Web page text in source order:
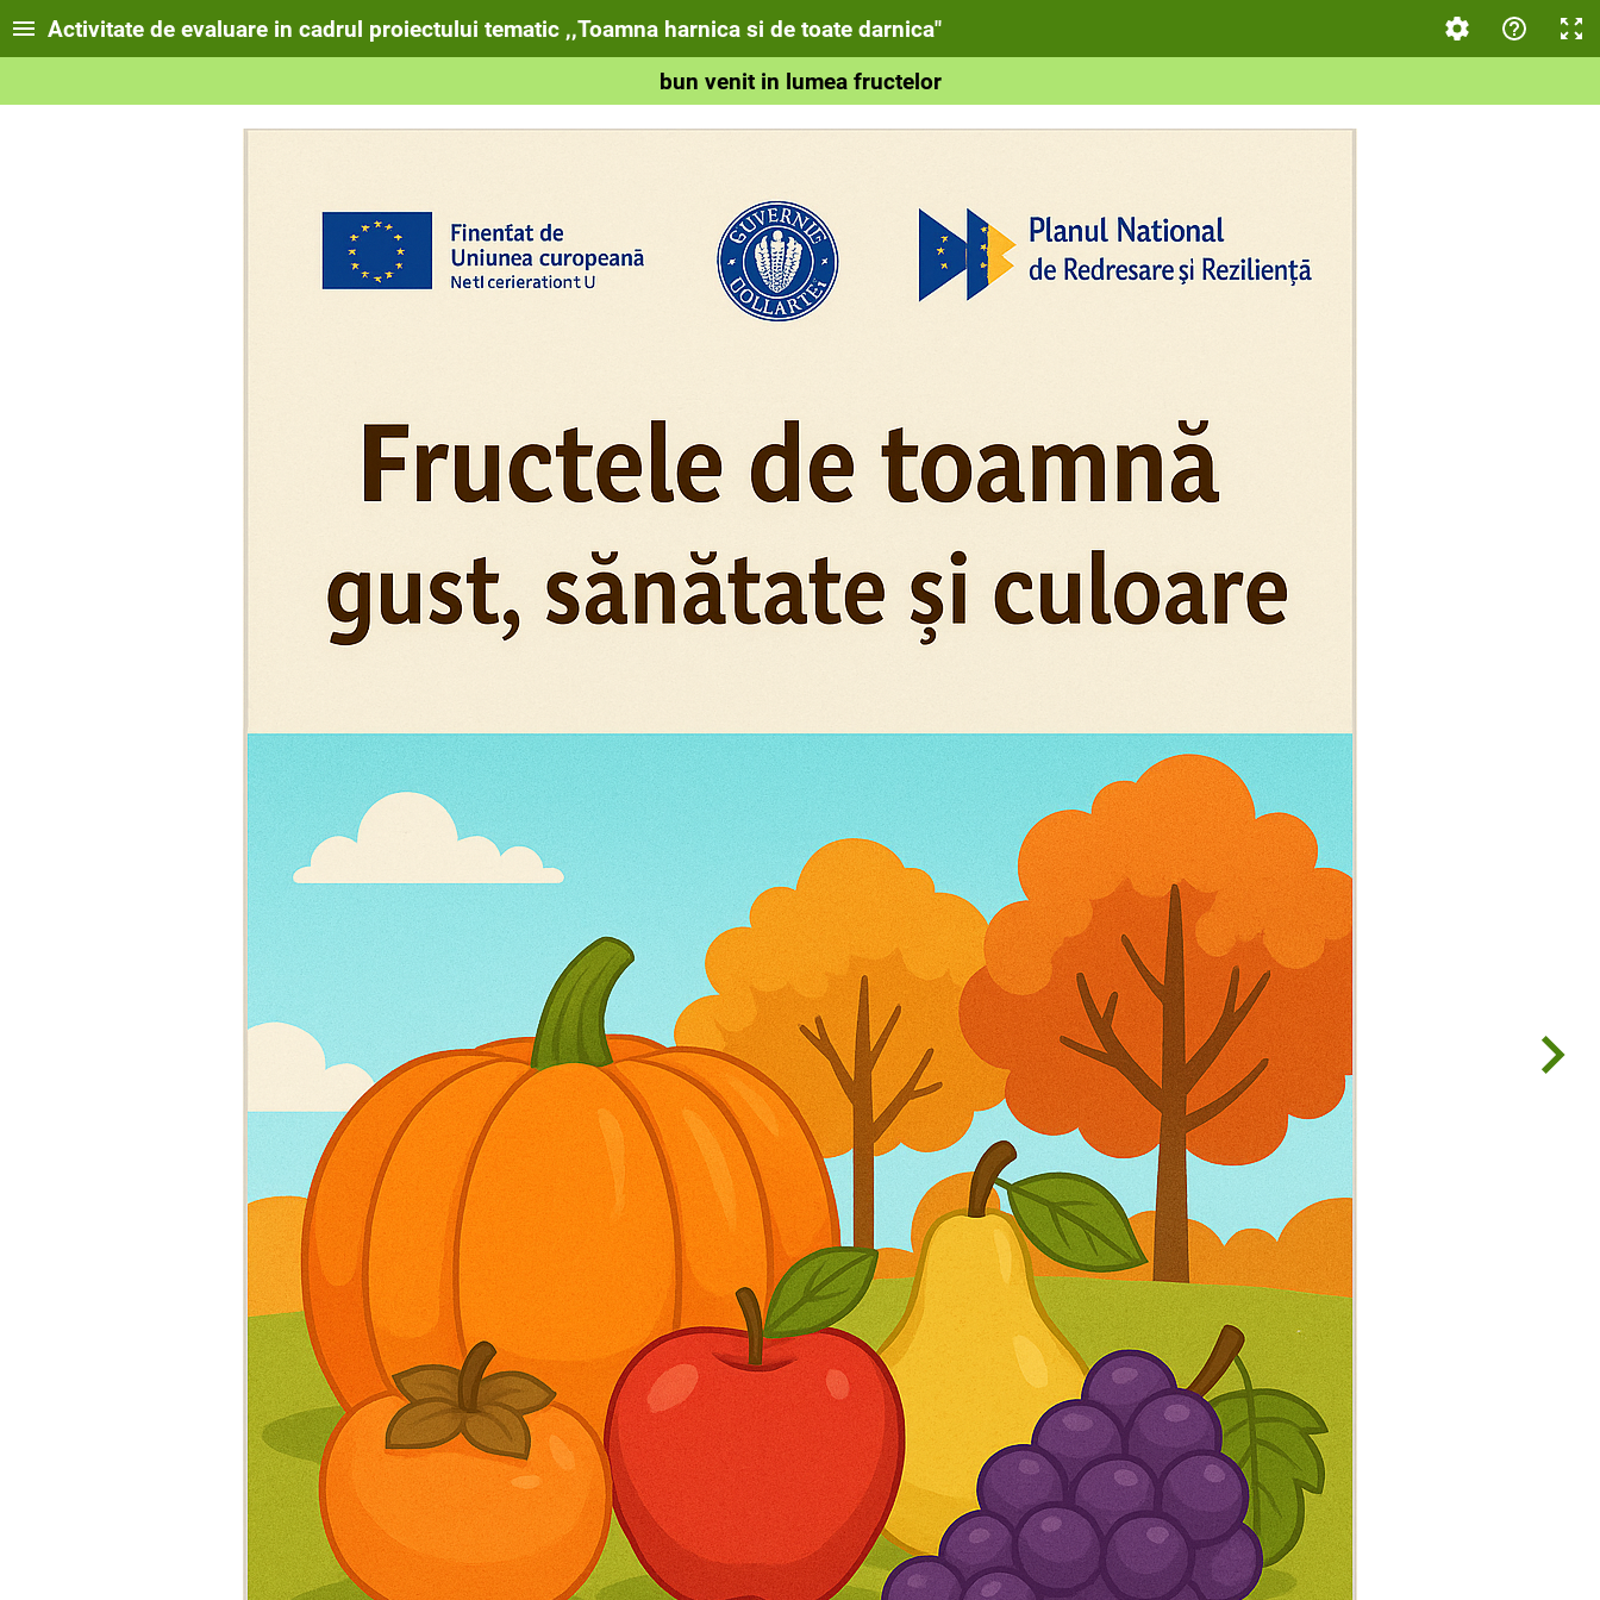
Activitate de evaluare in cadrul proiectului tematic ,,Toamna harnica si de toate darnica"
bun venit in lumea fructelor